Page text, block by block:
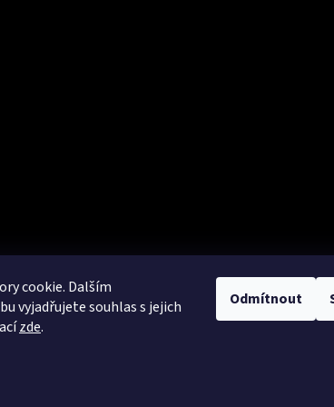
cookie. Dalším
vyjadřujete souhlas s jejich
zde.
Odmítnout
výšivky